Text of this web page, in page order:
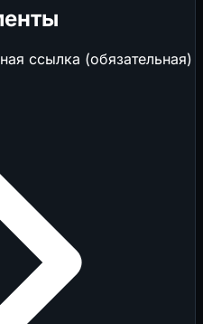
ссылка (обязательная)